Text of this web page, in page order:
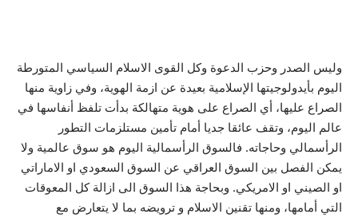
وليس الصدر وحزب الدعوة وكل القوى الاسلام السياسي المتورطة
اليوم بأيدولوجيتها الإسلامية بعيدة عن ازمة الهوية، وفي زاوية منها
الصراع عليها، أي الصراع على هوية متهالكة بدأت تلفظ أنفاسها في
عالم اليوم، وتقف عائقا جديا أمام تأمين مستلزمات التطور
الرأسمالي وحاجاته. فالسوق الرأسمالية اليوم هو سوق عالمية ولا
يمكن الفصل بين السوق العراقي عن السوق السعودي او الاماراتي
او الصيني او الامريكي. وبحاجة هذا السوق الى ازالة كل المعوقات
التي أمامها، ومنها تقنين الاسلام و ترويضه بما لا يتعارض مع